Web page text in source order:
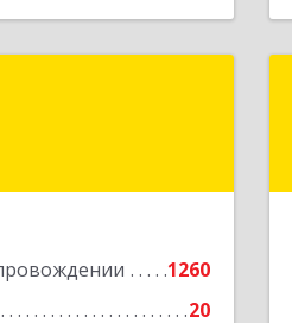
1260
20